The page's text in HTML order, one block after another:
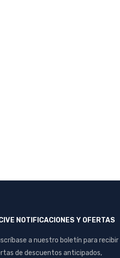
NOTIFICACIONES Y OFERTAS
a nuestro boletín para recibir
de descuentos anticipados,